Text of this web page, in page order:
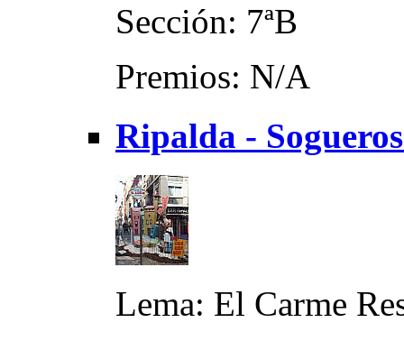
Sección: 7ªB
Premios: N/A
Ripalda -
Lema: El Carme